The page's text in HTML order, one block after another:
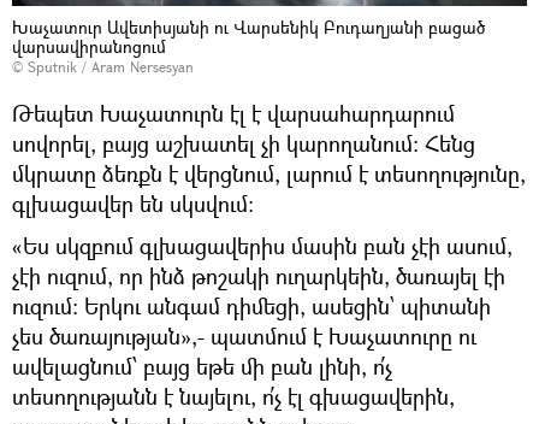
Խաչատուր Ավետիսյանի ու Վարսենիկ Բուդաղյանի բացած
վարսավիրանոցում
© Sputnik / Aram Nersesyan
Թեպետ Խաչատուրն էլ է վարսահարդարում
սովորել, բայց աշխատել չի կարողանում։ Հենց
մկրատը ձեռքն է վերցնում, լարում է տեսողությունը,
գլխացավեր են սկսվում։
«Ես սկզբում գլխացավերիս մասին բան չէի ասում,
չէի ուզում, որ ինձ թոշակի ուղարկեին, ծառայել էի
ուզում։ Երկու անգամ դիմեցի, ասեցին՝ պիտանի
չես ծառայության»,- պատմում է Խաչատուրը ու
ավելացնում՝ բայց եթե մի բան լինի, ո՛չ
տեսողությանն է նայելու, ո՛չ էլ գխացավերին,